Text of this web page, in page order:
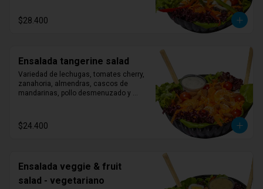
$28.400
Ensalada tangerine salad
Variedad de lechugas, tomates cherry,
zanahoria, almendras, cascos de
mandarinas, pollo desmenuzado y
$24.400
Ensalada veggie & fruit
salad - vegetariano